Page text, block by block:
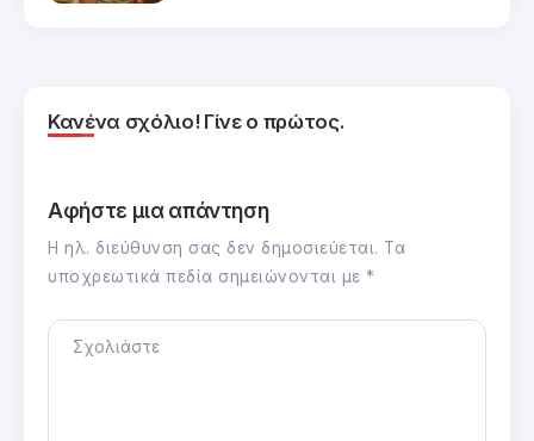
Κανένα σχόλιο! Γίνε ο πρώτος.
Αφήστε μια απάντηση
Η ηλ. διεύθυνση σας δεν δημοσιεύεται. Τα
υποχρεωτικά πεδία σημειώνονται με *